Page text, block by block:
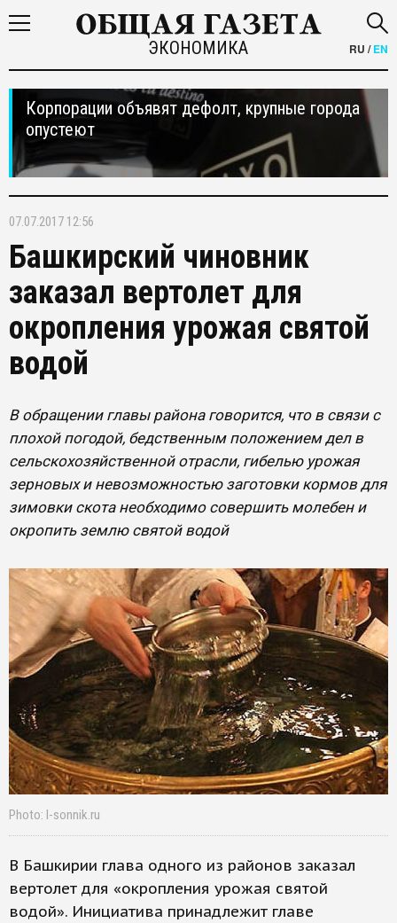
ЭКОНОМИКА RU /EN
Корпорации объявят дефолт, крупные города
опустеют
07.07.2017 12:56
Башкирский чиновник
заказал вертолет для
окропления урожая святой
водой
В обращении главы района говорится, что в связи с
плохой погодой, бедственным положением дел в
сельскохозяйственной отрасли, гибелью урожая
зерновых и невозможностью заготовки кормов для
зимовки скота необходимо совершить молебен и
окропить землю святой водой
Photo: I-sonnik.ru
В Башкирии глава одного из районов заказал
вертолет для «окропления урожая святой
водой». Инициатива принадлежит главе